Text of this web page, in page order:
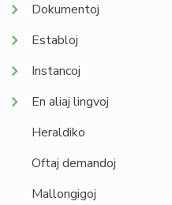
Dokumentoj
Establoj
Instancoj
En aliaj lingvoj
Heraldiko
Oftaj demandoj
Mallongigoj